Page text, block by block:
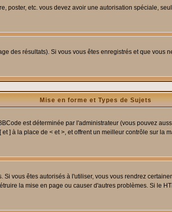
poster, etc. vous devez avoir une autorisation spéciale,
des résultats). Si vous vous êtes enregistrés et que vous
Mise en forme et Types de Sujets
est déterminée par l'administrateur (vous pouvez
] à la place de < et >, et offrent un meilleur contrôle sur
vous êtes autorisés à l'utiliser, vous vous rendrez
la mise en page ou causer d'autres problèmes. Si le